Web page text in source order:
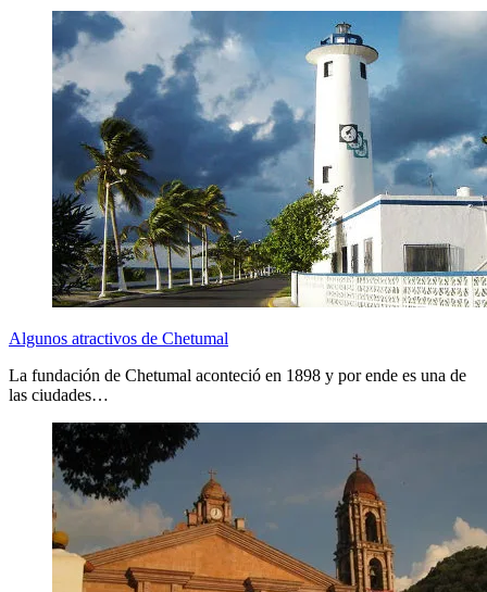
Algunos atractivos de Chetumal
La fundación de Chetumal aconteció en 1898 y por ende es una de
las ciudades…